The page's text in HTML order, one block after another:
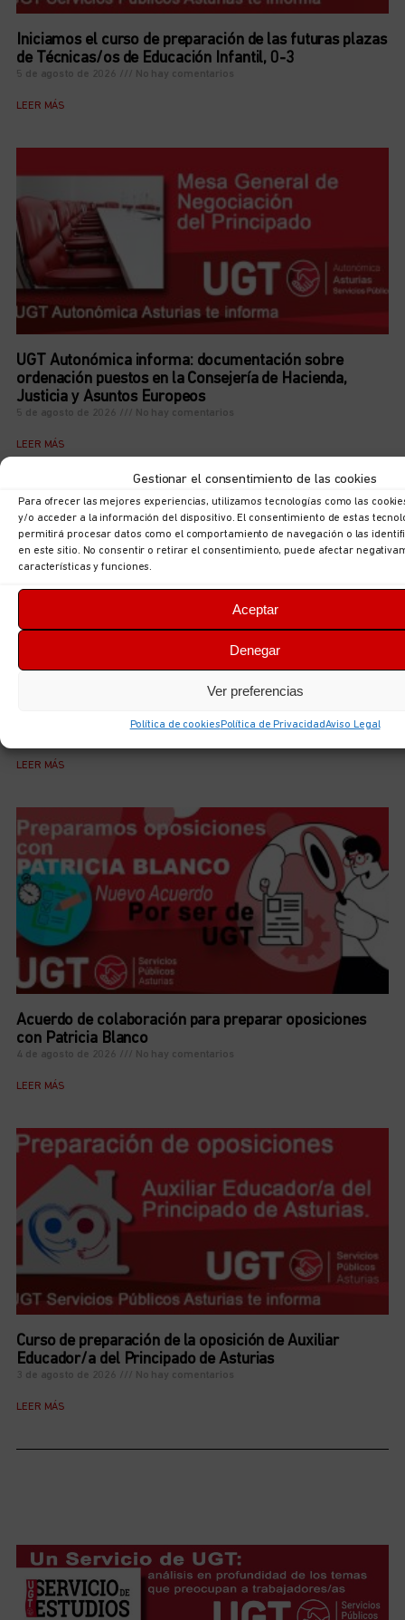
Gestionar el consentimiento de las cookies
Para ofrecer las mejores experiencias, utilizamos tecnologías como las
y/o acceder a la información del dispositivo. El consentimiento de estas
permitirá procesar datos como el comportamiento de navegación o las
en este sitio. No consentir o retirar el consentimiento, puede afectar
características y funciones.
Aceptar
Denegar
Ver preferencias
Política de cookies Política de PrivacidadAviso Legal
Iniciamos el curso de preparación de las futuras plazas
de Técnicas/os de Educación Infantil, 0-3
5 de agosto de 2026 No hay comentarios
LEER MÁS
UGT Autonómica informa: documentación sobre
ordenación puestos en la Consejería de Hacienda,
Justicia y Asuntos Europeos
5 de agosto de 2026 No hay comentarios
LEER MÁS
Acuerdo para el III Convenio Estatal de Centros y
Servicios Veterinarios
LEER MÁS
Acuerdo de colaboración para preparar oposiciones
con Patricia Blanco
4 de agosto de 2026 No hay comentarios
LEER MÁS
Curso de preparación de la oposición de Auxiliar
Educador/a del Principado de Asturias
3 de agosto de 2026 No hay comentarios
LEER MÁS